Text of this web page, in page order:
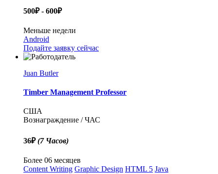
500₽ - 600₽
Меньше недели
Android
Подайте заявку сейчас
Juan Butler
Timber Management Professor
США
Вознаграждение / ЧАС
36₽(7 Часов)
Более 06 месяцев
Content Writing Graphic Design HTML 5 Java